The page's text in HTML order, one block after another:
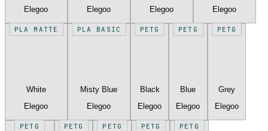
Elegoo
Elegoo
Elegoo
Elegoo
PLA MATTE
White
Elegoo
PLA BASIC
Misty Blue
Elegoo
PETG
Black
Elegoo
PETG
Blue
Elegoo
PETG
Grey
Elegoo
PETG PETG PETG PETG PETG